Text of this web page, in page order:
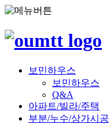
보민하우스
보민하우스
Q&A
아파트/빌라/주택
부분/누수/상가시공